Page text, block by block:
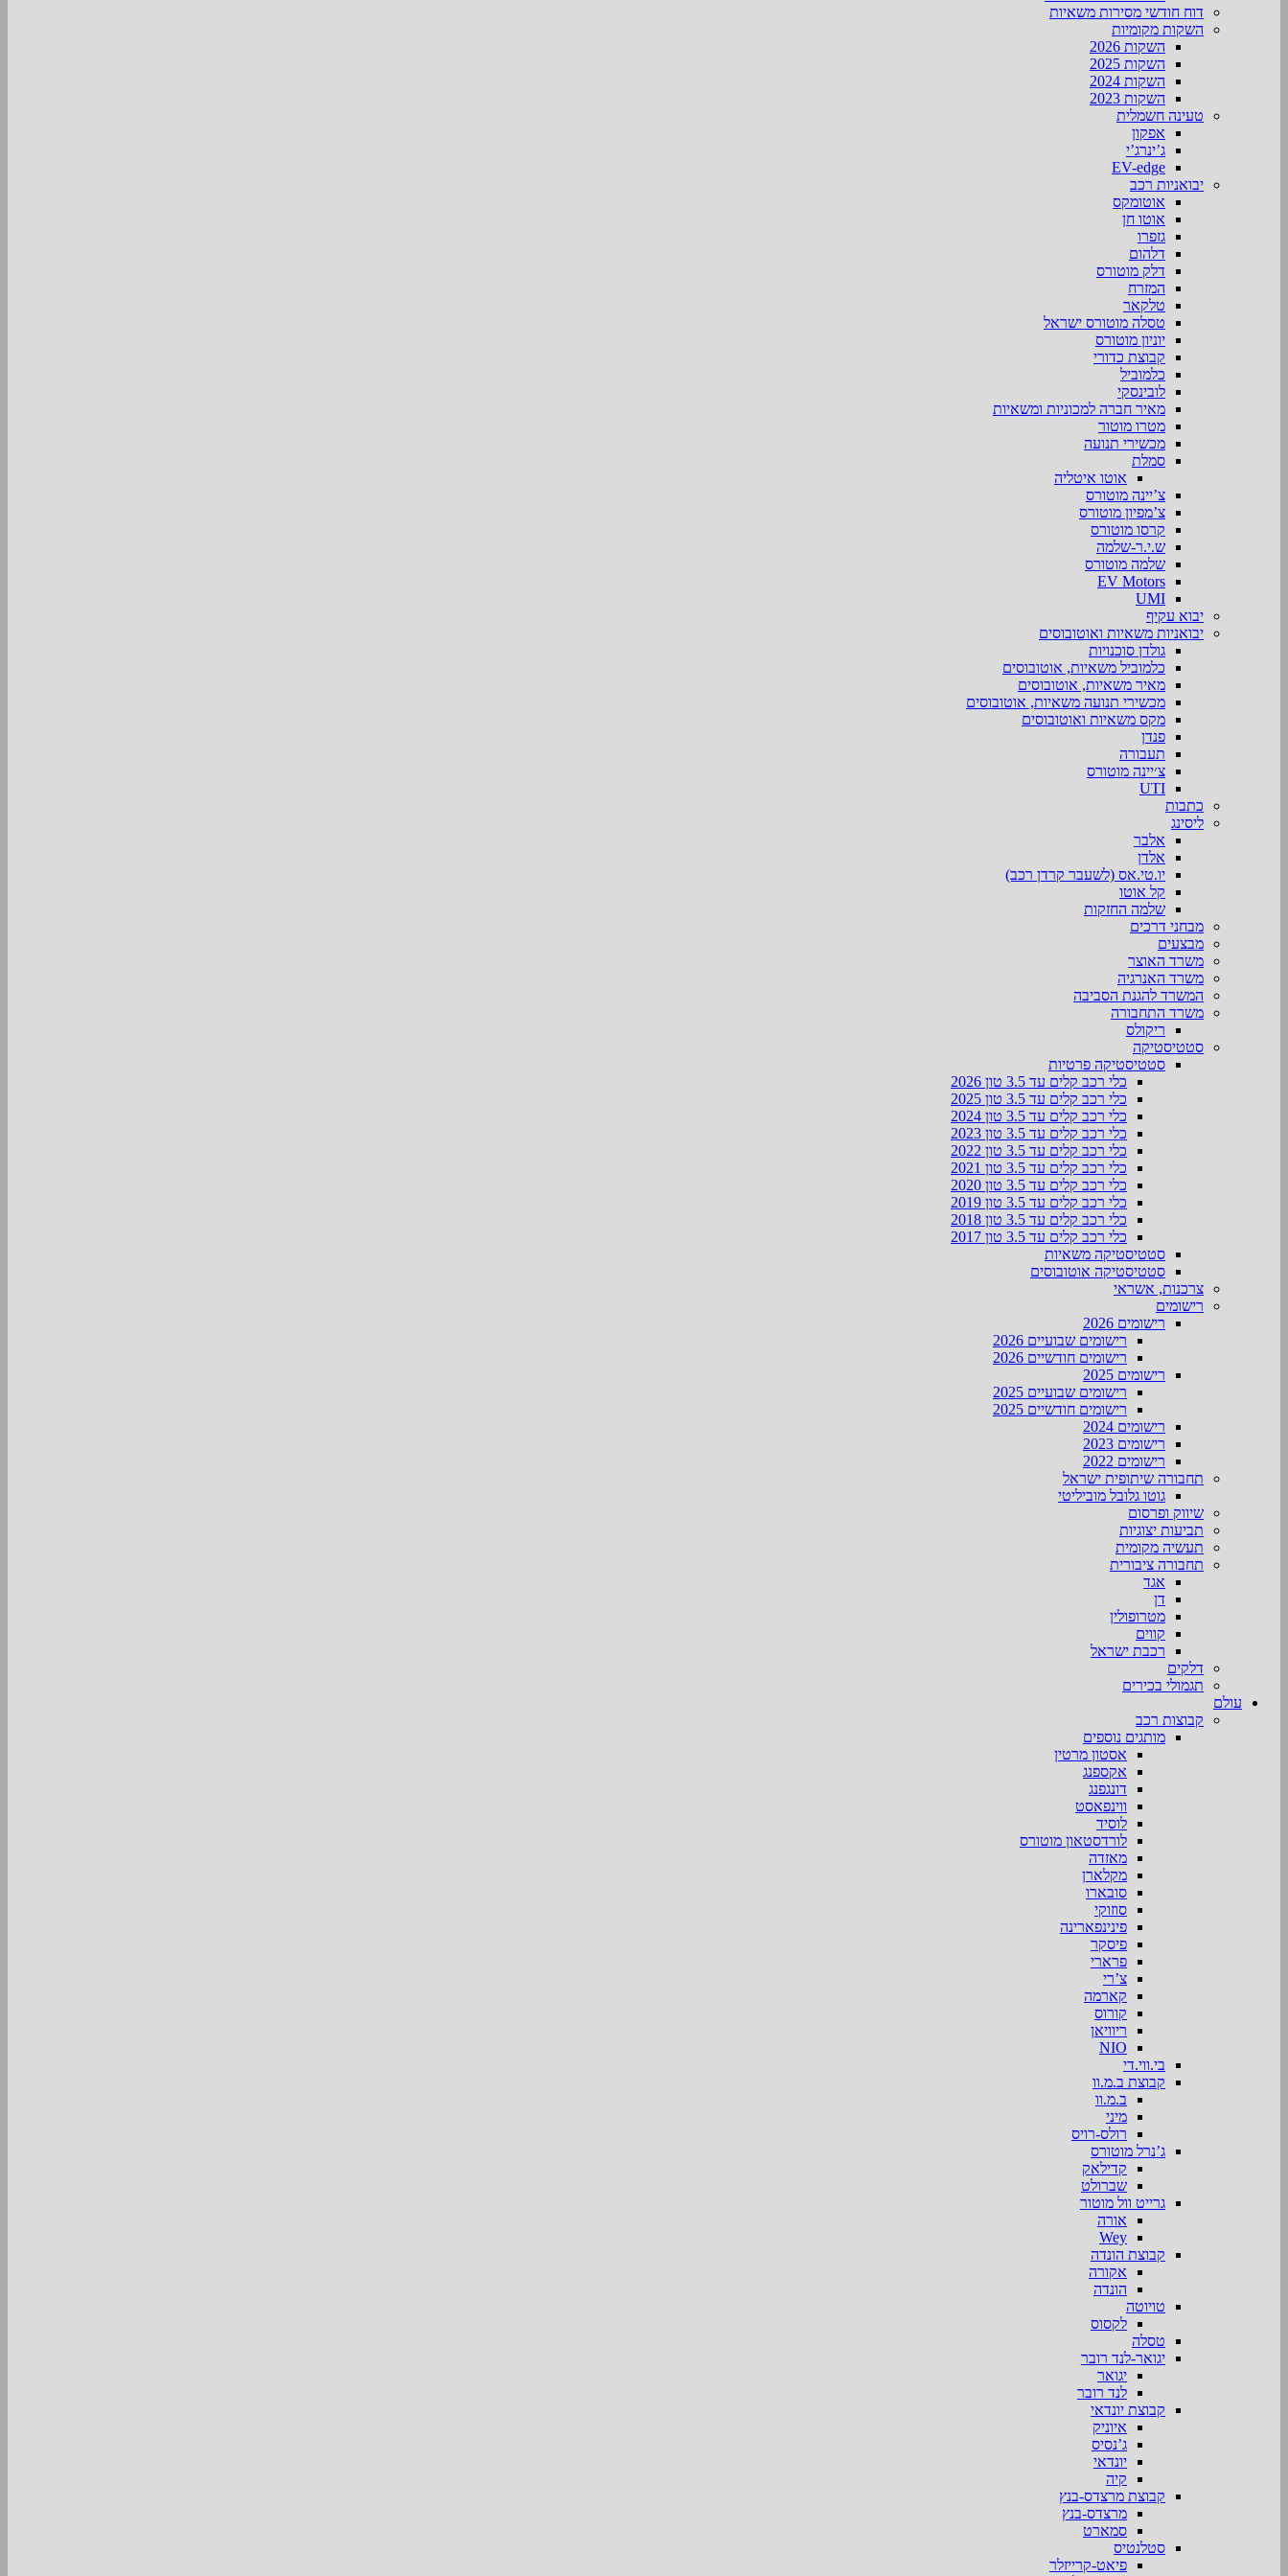
דוח חודשי מסירות משאיות
השקות מקומיות
השקות 2026
השקות 2025
השקות 2024
השקות 2023
טעינה חשמלית
אפקון
ג’ינרג’י
EV-edge
יבואניות רכב
אוטומקס
אוטו חן
גזפרו
דלהום
דלק מוטורס
המזרח
טלקאר
טסלה מוטורס ישראל
יוניון מוטורס
קבוצת כדורי
כלמוביל
לובינסקי
מאיר חברה למכוניות ומשאיות
מטרו מוטור
מכשירי תנועה
סמלת
אוטו איטליה
צ’יינה מוטורס
צ’מפיון מוטורס
קרסו מוטורס
ש.י.ר-שלמה
שלמה מוטורס
EV Motors
UMI
יבוא עקיף
יבואניות משאיות ואוטובוסים
גולדן סוכנויות
כלמוביל משאיות, אוטובוסים
מאיר משאיות, אוטובוסים
מכשירי תנועה משאיות, אוטובוסים
מקס משאיות ואוטובוסים
פנדן
תעבורה
צ׳יינה מוטורס
UTI
כתבות
ליסינג
אלבר
אלדן
יו.טי.אס (לשעבר קרדן רכב)
קל אוטו
שלמה החזקות
מבחני דרכים
מבצעים
משרד האוצר
משרד האנרגיה
המשרד להגנת הסביבה
משרד התחבורה
ריקולס
סטטיסטיקה
סטטיסטיקה פרטיות
כלי רכב קלים עד 3.5 טון 2026
כלי רכב קלים עד 3.5 טון 2025
כלי רכב קלים עד 3.5 טון 2024
כלי רכב קלים עד 3.5 טון 2023
כלי רכב קלים עד 3.5 טון 2022
כלי רכב קלים עד 3.5 טון 2021
כלי רכב קלים עד 3.5 טון 2020
כלי רכב קלים עד 3.5 טון 2019
כלי רכב קלים עד 3.5 טון 2018
כלי רכב קלים עד 3.5 טון 2017
סטטיסטיקה משאיות
סטטיסטיקה אוטובוסים
צרכנות, אשראי
רישומים
רישומים 2026
רישומים שבועיים 2026
רישומים חודשיים 2026
רישומים 2025
רישומים שבועיים 2025
רישומים חודשיים 2025
רישומים 2024
רישומים 2023
רישומים 2022
תחבורה שיתופית ישראל
גוטו גלובל מוביליטי
שיווק ופרסום
תביעות יצוגיות
תעשיה מקומית
תחבורה ציבורית
אגד
דן
מטרופולין
קווים
רכבת ישראל
דלקים
תגמולי בכירים
עולם
קבוצות רכב
מותגים נוספים
אסטון מרטין
אקספנג
דונגפנג
ווינפאסט
לוסיד
לורדסטאון מוטורס
מאזדה
מקלארן
סובארו
סוזוקי
פינינפארינה
פיסקר
פרארי
צ’רי
קארמה
קורוס
ריוויאן
NIO
בי.ווי.די
קבוצת ב.מ.וו
ב.מ.וו
מיני
רולס-רויס
ג’נרל מוטורס
קדילאק
שברולט
גרייט וול מוטור
אורה
Wey
קבוצת הונדה
אקורה
הונדה
טויוטה
לקסוס
טסלה
יגואר-לנד רובר
יגואר
לנד רובר
קבוצת יונדאי
איוניק
ג’נסיס
יונדאי
קיה
קבוצת מרצדס-בנץ
מרצדס-בנץ
סמארט
סטלנטיס
פיאט-קרייזלר